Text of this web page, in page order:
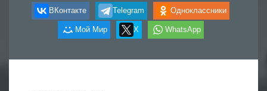
ВКонтакте Telegram Одноклассники
Мой Мир X WhatsApp